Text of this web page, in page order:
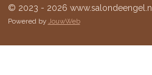
© 2023 - 2026 www.salondeengel.nl
Powered by JouwWeb